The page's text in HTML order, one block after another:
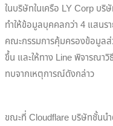
ในบริษัทในเครือ LY Corp บริ
ทำให้ข้อมูลบุคคลกว่า 4 แสนร
คณะกรรมการคุ้มครองข้อมูลส่
ขึ้น และให้ทาง Line พิจารณา
ทบจากเหตุการณ์ดังกล่าว
ขณะที่ Cloudflare บริษัทชั้นน